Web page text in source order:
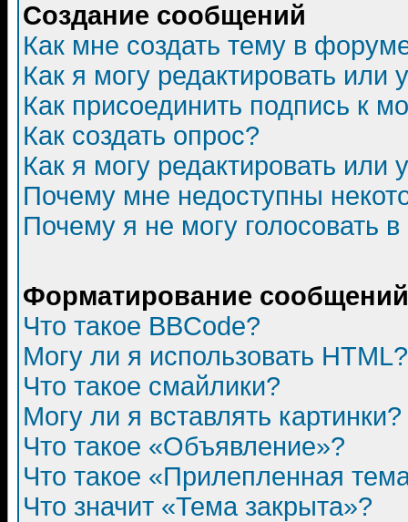
Создание сообщений
Как мне создать тему в
Как я могу редактировать или
Как присоединить подпись к
Как создать опрос?
Как я могу редактировать или
Почему мне недоступны
Почему я не могу голосовать
Форматирование
Что такое BBCode?
Могу ли я использовать HTML?
Что такое смайлики?
Могу ли я вставлять картинки?
Что такое «Объявление»?
Что такое «Прилепленная
Что значит «Тема закрыта»?